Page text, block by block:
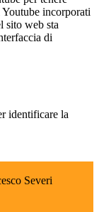
incorporati
sito web sta
di
identificare la
Severi